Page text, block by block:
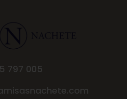
797 005